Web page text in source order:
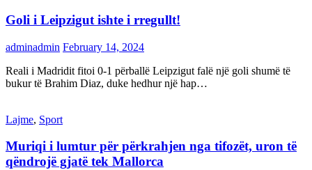
Goli i Leipzigut ishte i rregullt!
adminadmin February 14, 2024
Reali i Madridit fitoi 0-1 përballë Leipzigut falë një goli shumë të
bukur të Brahim Diaz, duke hedhur një hap…
Lajme, Sport
Muriqi i lumtur për përkrahjen nga tifozët, uron të
qëndrojë gjatë tek Mallorca